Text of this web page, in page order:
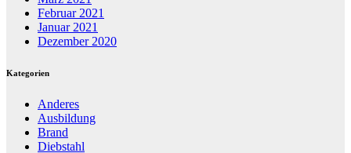
Februar 2021
Januar 2021
Dezember 2020
Kategorien
Anderes
Ausbildung
Brand
Diebstahl